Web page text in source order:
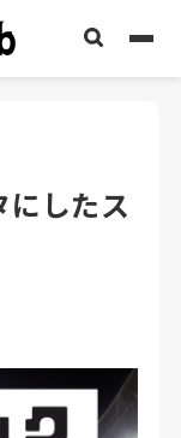
にしたス